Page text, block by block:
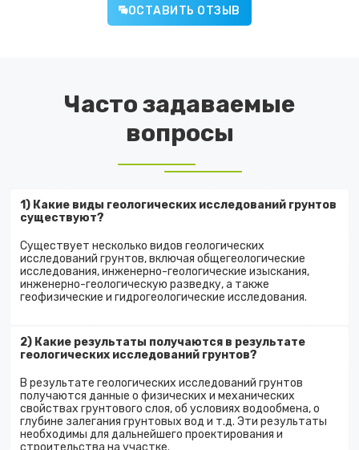
ОСТАВИТЬ ОТЗЫВ
Часто задаваемые
вопросы
1) Какие виды геологических исследований грунтов
существуют?
Существует несколько видов геологических
исследований грунтов, включая общегеологические
исследования, инженерно-геологические изыскания,
инженерно-геологическую разведку, а также
геофизические и гидрогеологические исследования.
2) Какие результаты получаются в результате
геологических исследований грунтов?
В результате геологических исследований грунтов
получаются данные о физических и механических
свойствах грунтового слоя, об условиях водообмена, о
глубине залегания грунтовых вод и т.д. Эти результаты
необходимы для дальнейшего проектирования и
строительства на участке.